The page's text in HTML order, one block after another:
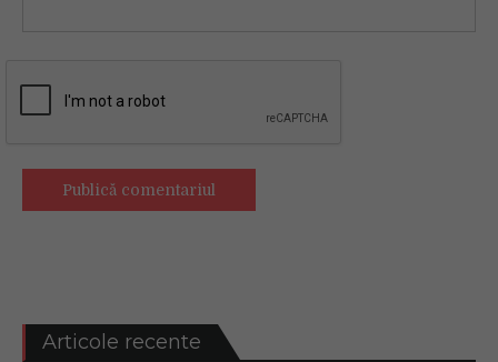
Articole recente